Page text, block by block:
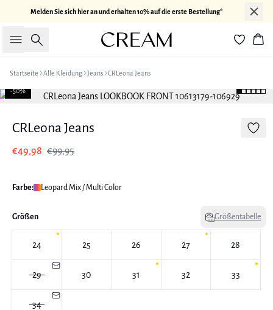
Melden Sie sich hier an und erhalten 10% auf die erste Bestellung*
Suche
Startseite Alle Kleidung Jeans CRLeona Jeans
-50%
CRLeona Jeans
€49,98 €99,95
Farbe: Leopard Mix / Multi Color
Größen Größentabelle
24 25 26 27 28
29 30 31 32 33
34